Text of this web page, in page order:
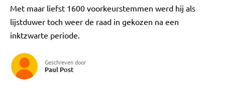
Met maar liefst 1600 voorkeurstemmen werd hij als
lijstduwer toch weer de raad in gekozen na een
inktzwarte periode.
Geschreven door
Paul Post